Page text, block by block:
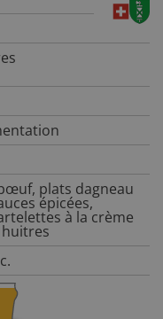
plats dagneau
épicées,
à la crème